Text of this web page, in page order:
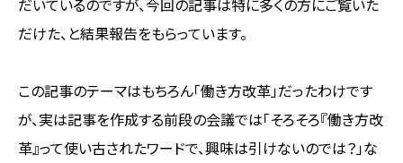
だけた、と結果報告をもらっています。
この記事のテーマはもちろん「働き方改革」だったわけです
が、実は記事を作成する前段の会議では「そろそろ『働き方改
革』って使い古されたワードで、興味は引けないのでは？」な